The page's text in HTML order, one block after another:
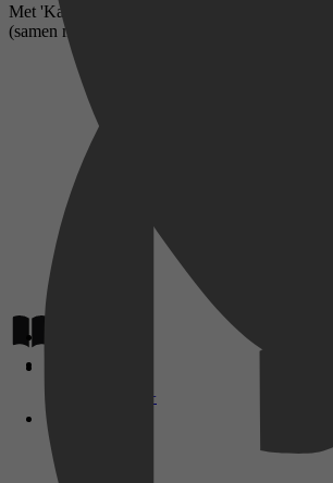
Disney+
Met 'Kama Sutra Food' heb je het
(samen met je partner) de zinderende relatie